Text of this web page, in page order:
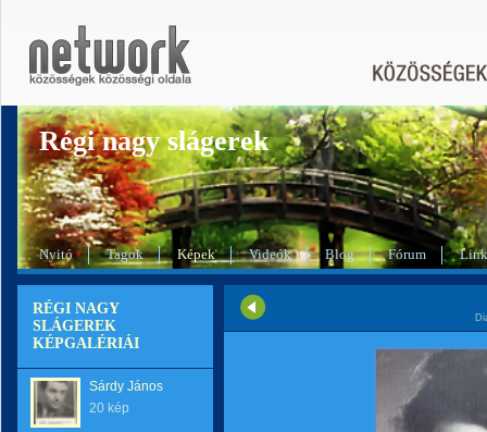
Régi nagy slágerek
Nyitó Tagok Képek Videók Blog Fórum
RÉGI NAGY
SLÁGEREK
KÉPGALÉRIÁI
Sárdy János
20 kép